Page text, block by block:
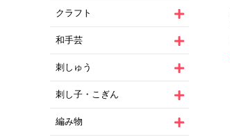
クラフト
和手芸
刺しゅう
刺し子・こぎん
編み物